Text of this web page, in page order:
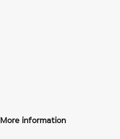
More information